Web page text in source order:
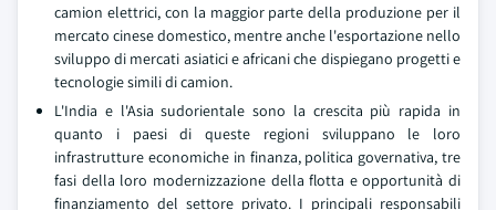
camion elettrici, con la maggior parte della produzione per il
mercato cinese domestico, mentre anche l'esportazione nello
sviluppo di mercati asiatici e africani che dispiegano progetti e
tecnologie simili di camion.
L'India e l'Asia sudorientale sono la crescita più rapida in
quanto i paesi di queste regioni sviluppano le loro
infrastrutture economiche in finanza, politica governativa, tre
fasi della loro modernizzazione della flotta e opportunità di
finanziamento del settore privato. I principali responsabili